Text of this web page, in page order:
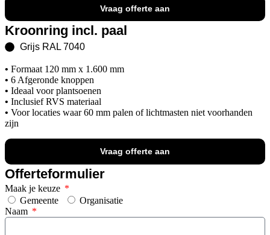
Vraag offerte aan
Kroonring incl. paal
Grijs RAL 7040
• Formaat 120 mm x 1.600 mm
• 6 Afgeronde knoppen
• Ideaal voor plantsoenen
• Inclusief RVS materiaal
• Voor locaties waar 60 mm palen of lichtmasten niet voorhanden
zijn
Vraag offerte aan
Offerteformulier
Maak je keuze
Gemeente
Organisatie
Naam